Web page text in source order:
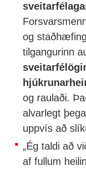
og
tilgangurinn
og raulaði.
alvarlegt
uppvís að
„Ég taldi að
af fullum